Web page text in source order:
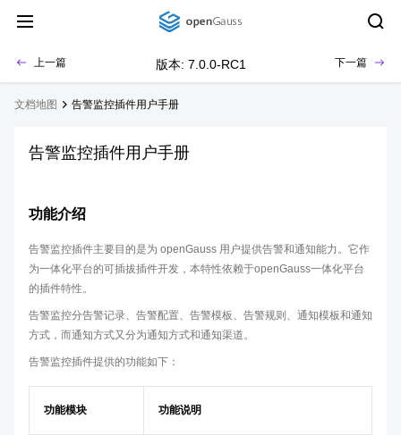
上一篇 版本: 7.0.0-RC1 下一篇
文档地图 告警监控插件用户手册
告警监控插件用户手册
功能介绍
告警监控插件主要目的是为 openGauss 用户提供告警和通知能力。它作
为一体化平台的可插拔插件开发，本特性依赖于openGauss一体化平台
的插件特性。
告警监控分告警记录、告警配置、告警模板、告警规则、通知模板和通知
方式，而通知方式又分为通知方式和通知渠道。
告警监控插件提供的功能如下：
功能模块 功能说明